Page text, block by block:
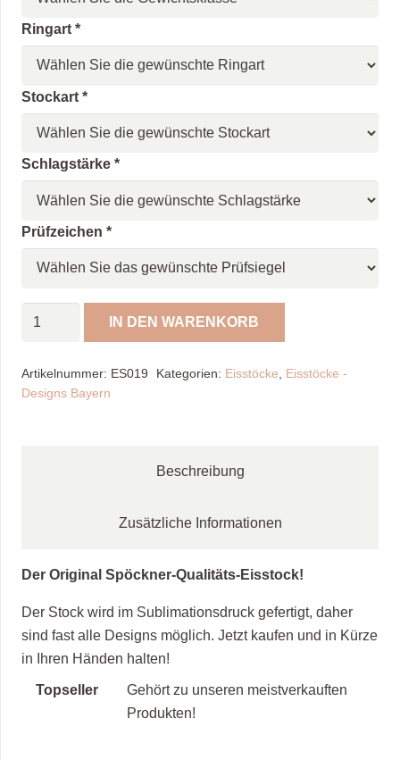
Ringart *
Stockart *
Schlagstärke *
Prüfzeichen *
Eisstock
/
IN DEN WARENKORB
Artikelnummer: ES019 Kategorien: Eisstöcke, Eisstöcke -
Designs Bayern
Beschreibung
Zusätzliche Informationen
Der Original Spöckner-Qualitäts-Eisstock!
Der Stock wird im Sublimationsdruck gefertigt, daher
sind fast alle Designs möglich. Jetzt kaufen und in Kürze
in Ihren Händen halten!
Topseller
Gehört zu unseren meistverkauften
Produkten!